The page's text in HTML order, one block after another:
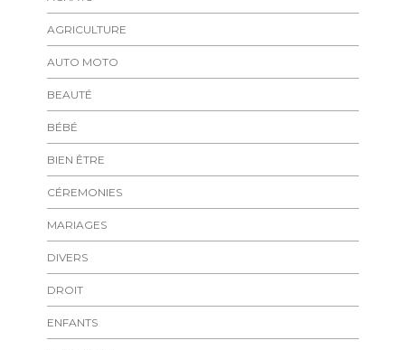
AGRICULTURE
AUTO MOTO
BEAUTÉ
BÉBÉ
BIEN ÊTRE
CÉREMONIES
MARIAGES
DIVERS
DROIT
ENFANTS